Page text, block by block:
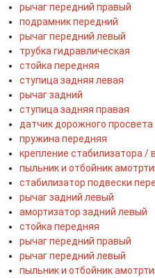
рычаг передний правый
подрамник передний
рычаг передний левый
трубка гидравлическая
стойка передняя
ступица задняя левая
рычаг задний
ступица задняя правая
датчик дорожного просвета
пружина передняя
крепление стабилизатора /
пыльник и отбойник
стабилизатор подвески
рычаг задний левый
амортизатор задний левый
стойка передняя
рычаг передний правый
рычаг передний левый
пыльник и отбойник